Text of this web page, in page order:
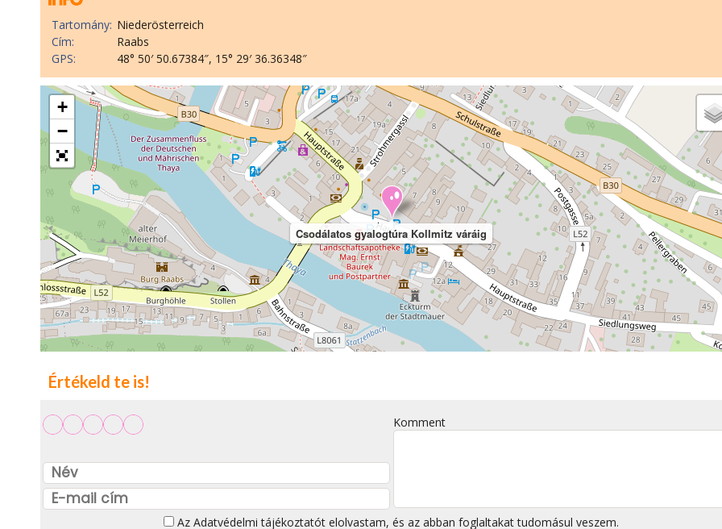
Tartomány: Niederösterreich
Cím:
Raabs
GPS:
48° 50′ 50.67384″, 15° 29′ 36.36348″
Csodálatos gyalogtúra Kollmitz váráig
+
−
Értékeld te is!
Komment
Az Adatvédelmi tájékoztatót elolvastam, és az abban foglaltakat tudomásul veszem.